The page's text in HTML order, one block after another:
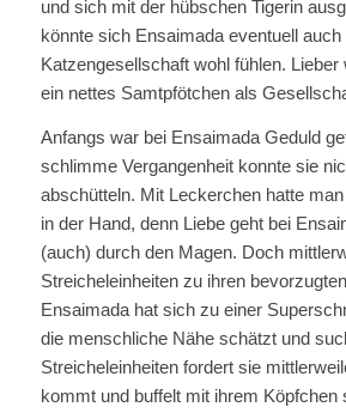
und sich mit der hübschen Tigerin
könnte sich Ensaimada eventuell auch
Katzengesellschaft wohl fühlen. Lieber
ein nettes Samtpfötchen als
Anfangs war bei Ensaimada Geduld
schlimme Vergangenheit konnte sie
abschütteln. Mit Leckerchen hatte
in der Hand, denn Liebe geht bei
(auch) durch den Magen. Doch
Streicheleinheiten zu ihren
Ensaimada hat sich zu einer
die menschliche Nähe schätzt und
Streicheleinheiten fordert sie
kommt und buffelt mit ihrem Köpfchen